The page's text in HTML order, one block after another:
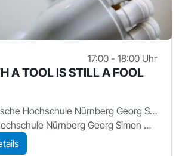
17:00 - 18:00 Uhr
A TOOL IS STILL A FOOL
Ohm - Technische Hochschule Nürnberg Georg Simon Ohm
Technische Hochschule Nürnberg Georg Simon Ohm, KA 604